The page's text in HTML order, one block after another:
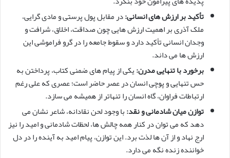
تأکید بر ارزش های انسانی:در مقابل پول پرستی و مادی گرایی،
ملک آذری بر اهمیت ارزش هایی چون صداقت، اخلاق، شرافت و
وجدان انسانی تأکید دارد و سقوط جامعه را در گرو فراموشی این
ارزش ها می داند.
برخورد با تنهایی مدرن:یکی از پیام های ضمنی کتاب، پرداختن به
حس تنهایی و پوچی انسان در عصر حاضر است؛ عصری که علی رغم
ارتباطات فراوان، گاه انسان را تنهاتر از همیشه می سازد.
توازن میان شادمانی و نقد:با وجود لحن نقادانه، شاعر نشان می
دهد که می توان در کنار همه چالش ها، لحظات شادمانی و امید را نیز
ارج نهاد و از آن ها لذت برد. این توازن، پیام امید به آینده را در دل
خواننده زنده نگه می دارد.